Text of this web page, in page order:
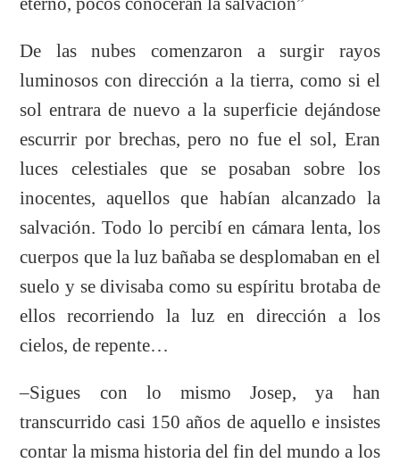
De las nubes comenzaron a surgir rayos
luminosos con dirección a la tierra, como si el
sol entrara de nuevo a la superficie dejándose
escurrir por brechas, pero no fue el sol, Eran
luces celestiales que se posaban sobre los
inocentes, aquellos que habían alcanzado la
salvación. Todo lo percibí en cámara lenta, los
cuerpos que la luz bañaba se desplomaban en el
suelo y se divisaba como su espíritu brotaba de
ellos recorriendo la luz en dirección a los
cielos, de repente…
–Sigues con lo mismo Josep, ya han
transcurrido casi 150 años de aquello e insistes
contar la misma historia del fin del mundo a los